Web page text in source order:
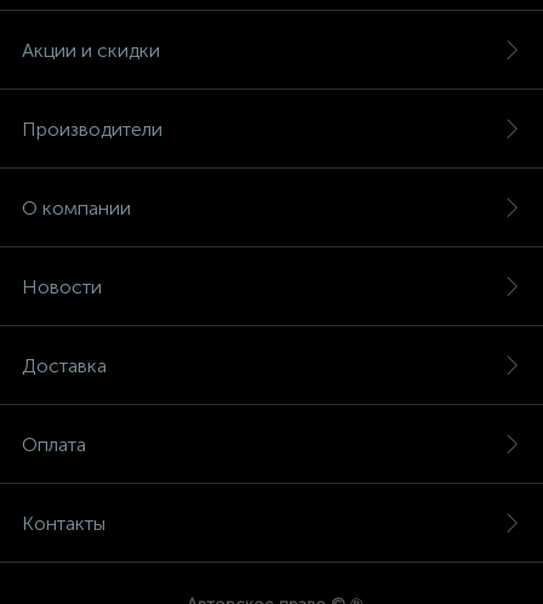
Акции и скидки
Производители
О компании
Новости
Доставка
Оплата
Контакты